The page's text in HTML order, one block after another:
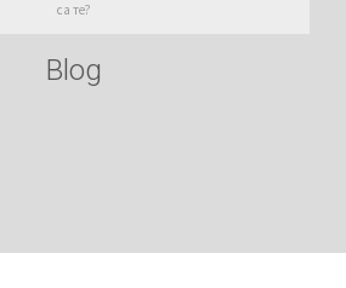
са те?
Blog